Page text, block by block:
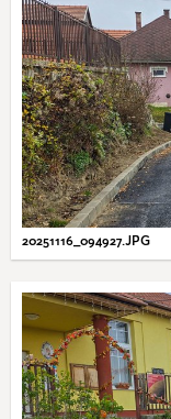
20251116_094927.JPG